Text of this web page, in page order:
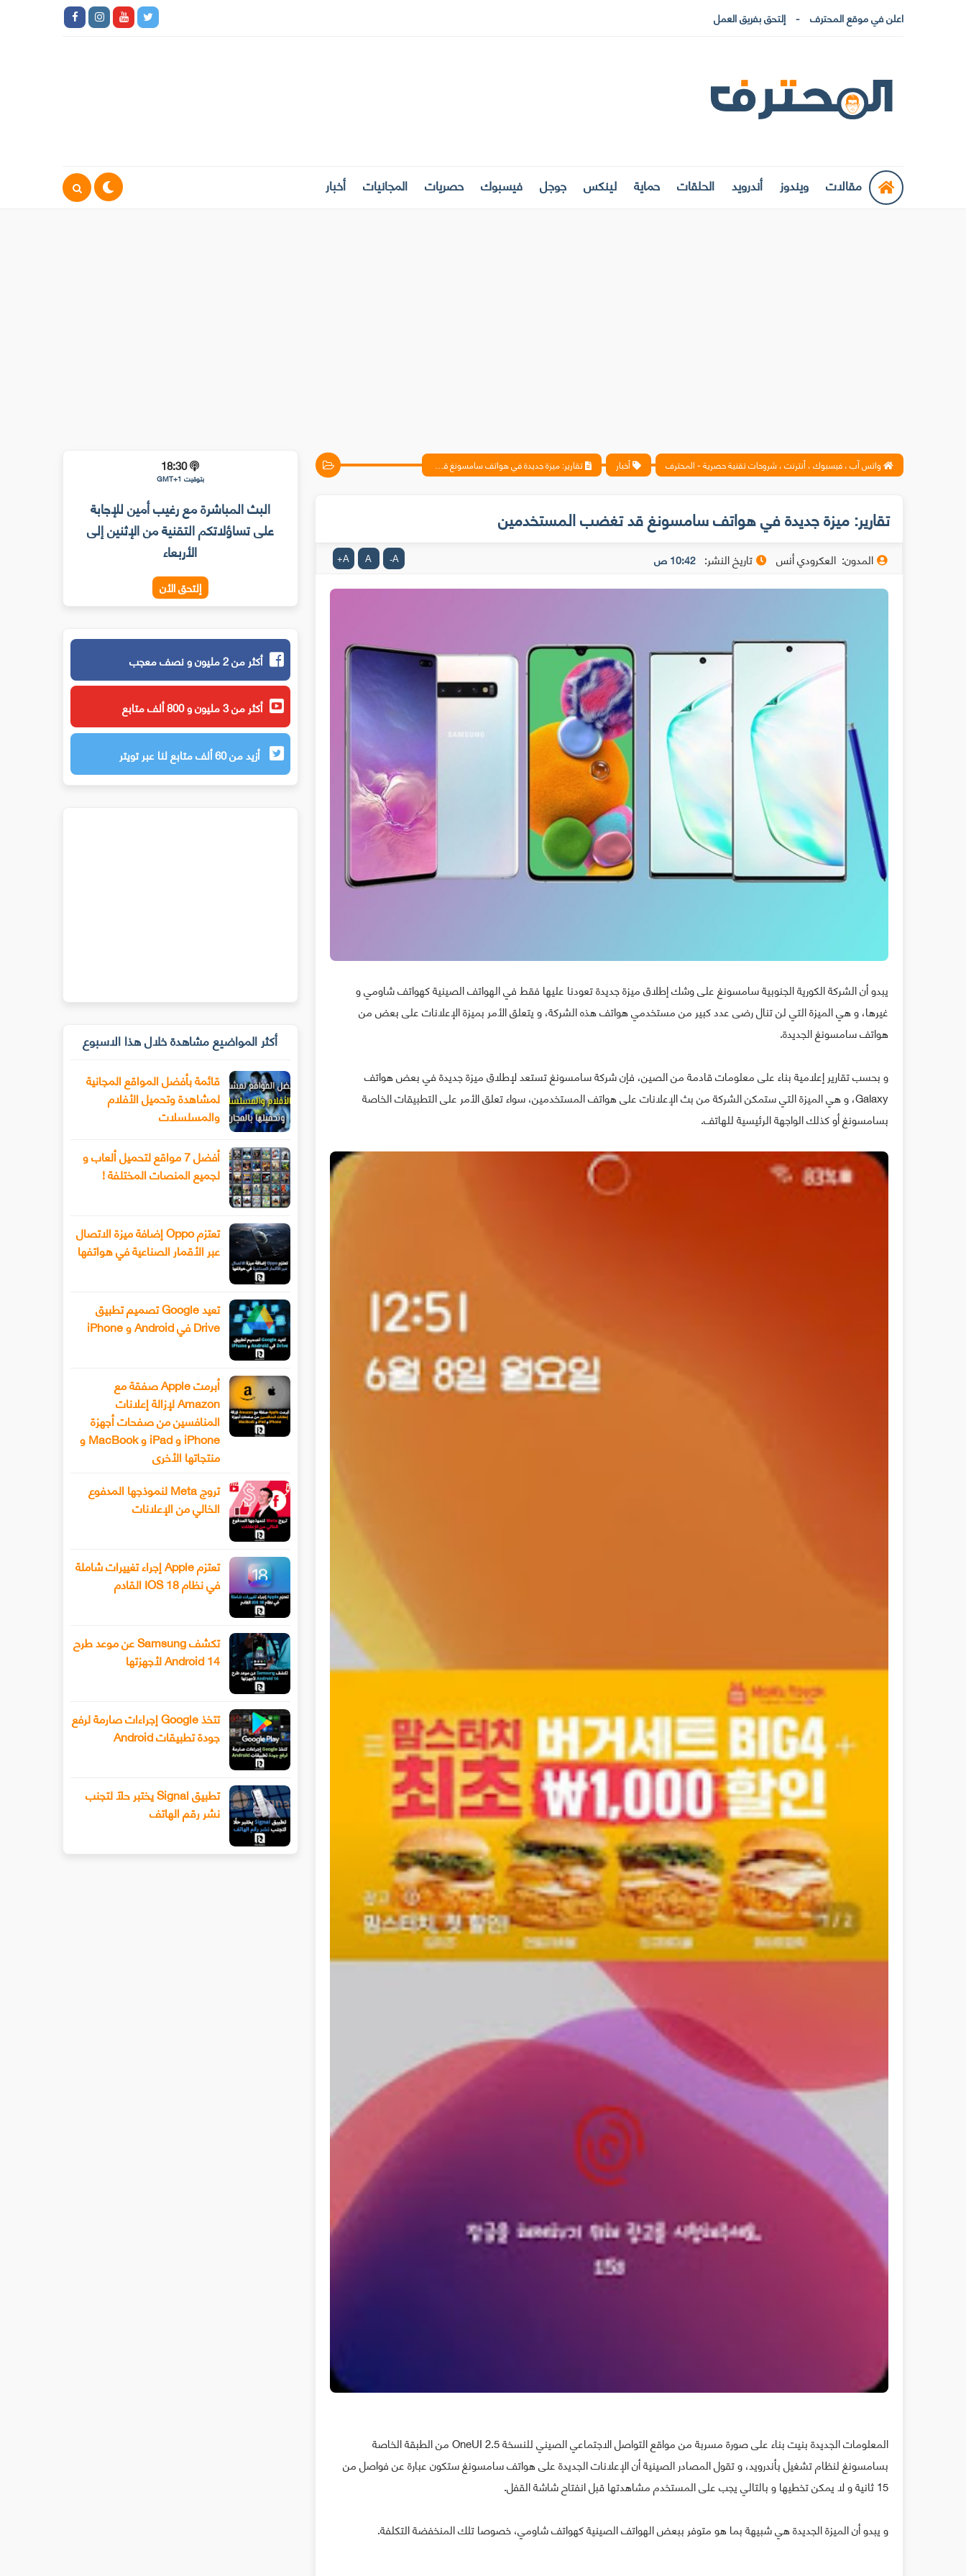
اعلن في موقع المحترف إلتحق بفريق العمل
مقالات ويندوز أندرويد الحلقات حماية لينكس جوجل فيسبوك حصريات المجانيات أخبار
واتس آب ، فيسبوك ، أنترنت ، شروحات تقنية حصرية - المحترف أخبار تقارير: ميزة جديدة في هواتف سامسونغ قد تغضب المستخدمين
تقارير: ميزة جديدة في هواتف سامسونغ قد تغضب المستخدمين
المدون: العكرودي أنس تاريخ النشر: 10:42 ص A
-
A
A
+
يبدو أن الشركة الكورية الجنوبية سامسونغ على وشك إطلاق ميزة جديدة تعودنا عليها فقط في الهواتف الصينية كهواتف شاومي و
غيرها، و هي الميزة التي لن تنال رضى عدد كبير من مستخدمي هواتف هذه الشركة، و يتعلق الأمر بميزة الإعلانات على بعض من
هواتف سامسونغ الجديدة.
و بحسب تقارير إعلامية بناء على معلومات قادمة من الصين، فإن شركة سامسونغ تستعد لإطلاق ميزة جديدة في بعض هواتف
Galaxy، و هي الميزة التي ستمكن الشركة من بث الإعلانات على هواتف المستخدمين، سواء تعلق الأمر على التطبيقات الخاصة
بسامسونغ أو كذلك الواجهة الرئيسية للهاتف.
المعلومات الجديدة بنيت بناء على صورة مسربة من مواقع التواصل الاجتماعي الصيني للنسخة OneUI 2.5 من الطبقة الخاصة
بسامسونغ لنظام تشغيل بأندرويد، و تقول المصادر الصينية أن الإعلانات الجديدة على هواتف سامسونغ ستكون عبارة عن فواصل من
15 ثانية و لا يمكن تخطيها و بالتالي يجب على المستخدم مشاهدتها قبل انفتاح شاشة القفل.
و يبدو أن الميزة الجديدة هي شبيهة بما هو متوفر ببعض الهواتف الصينية كهواتف شاومي، خصوصا تلك المنخفضة التكلفة.
18:30
بتوقيت GMT+1
البث المباشرة مع رغيب أمين للإجابة
على تساؤلاتكم التقنية من الإثنين إلى
الأربعاء
إلتحق الأن
أكثر من 2 مليون و نصف معجب
أكثر من 3 مليون و 800 ألف متابع
أزيد من 60 ألف متابع لنا عبر تويتر
أكثر المواضيع مشاهدة خلال هذا الاسبوع
قائمة بأفضل المواقع المجانية
لمشاهدة وتحميل الأفلام
والمسلسلات
أفضل 7 مواقع لتحميل ألعاب و
لجميع المنصات المختلفة !
تعتزم Oppo إضافة ميزة الاتصال
عبر الأقمار الصناعية في هواتفها
تعيد Google تصميم تطبيق
Drive في Android و iPhone
أبرمت Apple صفقة مع
Amazon لإزالة إعلانات
المنافسين من صفحات أجهزة
iPhone و iPad و MacBook و
منتجاتها الأخرى
تروج Meta لنموذجها المدفوع
الخالي من الإعلانات
تعتزم Apple إجراء تغييرات شاملة
في نظام IOS 18 القادم
تكشف Samsung عن موعد طرح
Android 14 لأجهزتها
تتخذ Google إجراءات صارمة لرفع
جودة تطبيقات Android
تطبيق Signal يختبر حلًا لتجنب
نشر رقم الهاتف